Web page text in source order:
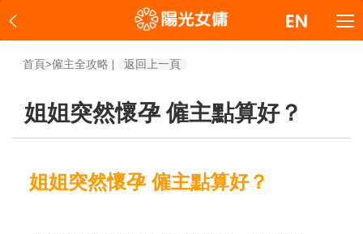
首頁>僱主全攻略 返回上一頁
姐姐突然懷孕 僱主點算好？
姐姐突然懷孕 僱主點算好？